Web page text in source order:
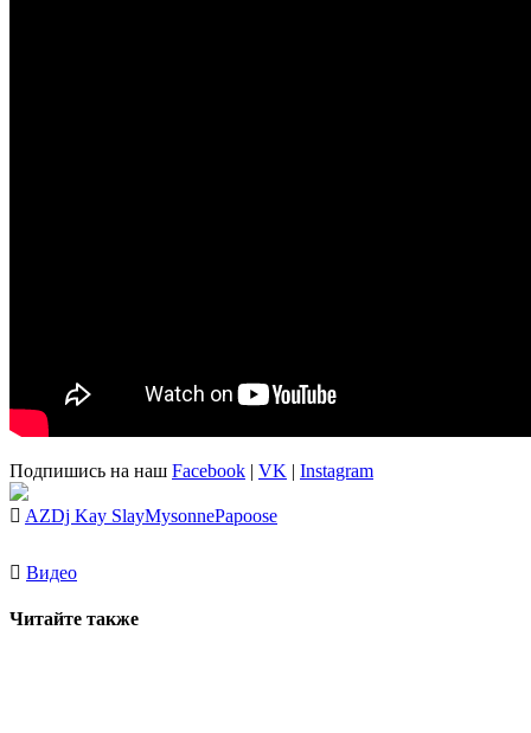
Подпишись на наш Facebook | VK | Instagram
AZDj Kay SlayMysonnePapoose
Видео
Читайте также